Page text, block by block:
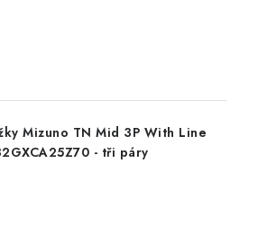
Mizuno TN Mid 3P With Line
- tři páry